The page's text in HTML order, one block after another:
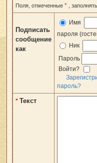
Поля, отмеченные * ,
Подписать
сообщение
как
Имя
пароля
Ник
Пароль
Войти?
пароль?
* Текст